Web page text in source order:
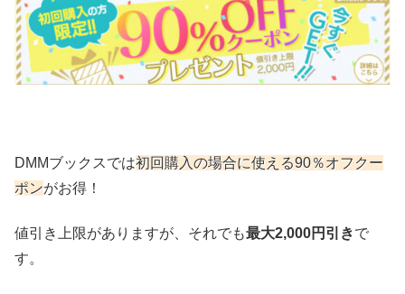
DMMブックスでは初回購入の場合に使える90％オフクー
ポンがお得！
値引き上限がありますが、それでも最大2,000円引きで
す。